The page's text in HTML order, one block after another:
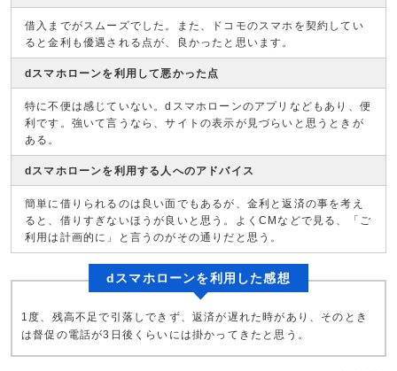
借入までがスムーズでした。また、ドコモのスマホを契約してい
ると金利も優遇される点が、良かったと思います。
dスマホローンを利用して悪かった点
特に不便は感じていない。dスマホローンのアプリなどもあり、便
利です。強いて言うなら、サイトの表示が見づらいと思うときが
ある。
dスマホローンを利用する人へのアドバイス
簡単に借りられるのは良い面でもあるが、金利と返済の事を考え
ると、借りすぎないほうが良いと思う。よくCMなどで見る、「ご
利用は計画的に」と言うのがその通りだと思う。
dスマホローンを利用した感想
1度、残高不足で引落しできず、返済が遅れた時があり、そのとき
は督促の電話が3日後くらいには掛かってきたと思う。